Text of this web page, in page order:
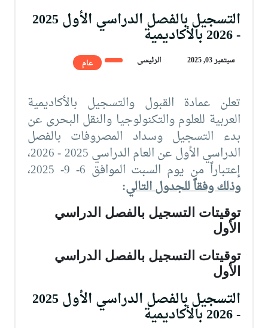
التسجيل بالفصل الدراسي الأول 2025
- 2026 بالأكاديمية
سبتمبر 03, 2025 الرئيسى عام
تعلن عمادة القبول والتسجيل بالأكاديمية
العربية للعلوم والتكنولوجيا والنقل البحرى عن
بدء التسجيل وسداد المصروفات بالفصل
الدراسي الأول عن العام الدراسي 2025 - 2026،
إعتباراً من يوم السبت الموافق 6- 9- 2025،
وذلك وفقاً للجدول التالي:
توقيتات التسجيل بالفصل الدراسي
الأول
توقيتات التسجيل بالفصل الدراسي
الأول
التسجيل بالفصل الدراسي الأول 2025
- 2026 بالأكاديمية